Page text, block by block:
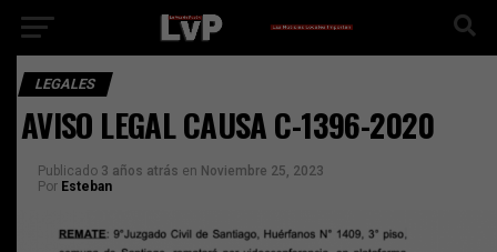
LEGALES
AVISO LEGAL CAUSA C-1396-2020
Publicado 3 años atrás en Noviembre 25, 2023
Por Esteban